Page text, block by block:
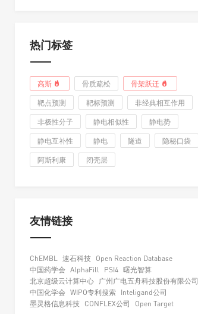
热门标签
高斯 骨质疏松 骨架跃迁
靶点预测 靶标预测 非经典相互作用
非极性分子 静电相似性 静电势
静电互补性 静电 隧道 隐秘口袋
阿斯利康 闭壳层
友情链接
ChEMBL 速石科技 Open Reaction Database
中国药学会 AlphaFill PSI4 曙光智算
北京超级云计算中心 广州广电五舟科技股份有限公司
中国化学会 WIPO专利搜索 Inteligand公司
墨灵格信息科技 CONFLEX公司 Open Target